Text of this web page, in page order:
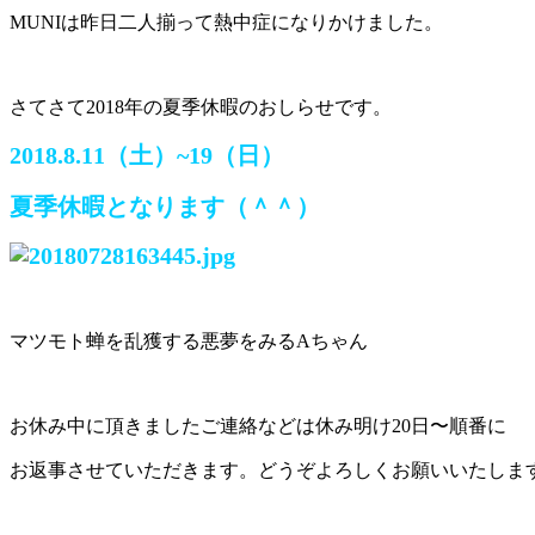
MUNIは昨日二人揃って熱中症になりかけました。
さてさて2018年の夏季休暇のおしらせです。
2018.8.11（土）~19（日）
夏季休暇となります（＾＾）
マツモト蝉を乱獲する悪夢をみるAちゃん
お休み中に頂きましたご連絡などは休み明け20日〜順番に
お返事させていただきます。どうぞよろしくお願いいたしま